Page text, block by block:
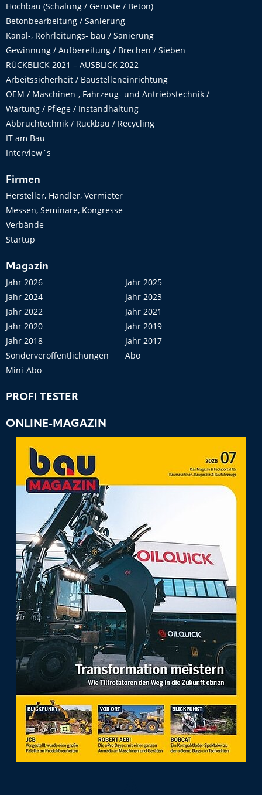
Hochbau (Schalung / Gerüste / Beton)
Betonbearbeitung / Sanierung
Kanal-, Rohrleitungs- bau / Sanierung
Gewinnung / Aufbereitung / Brechen / Sieben
RÜCKBLICK 2021 – AUSBLICK 2022
Arbeitssicherheit / Baustelleneinrichtung
OEM / Maschinen-, Fahrzeug- und Antriebstechnik /
Wartung / Pflege / Instandhaltung
Abbruchtechnik / Rückbau / Recycling
IT am Bau
Interview´s
Firmen
Hersteller, Händler, Vermieter
Messen, Seminare, Kongresse
Verbände
Startup
Magazin
Jahr 2026
Jahr 2025
Jahr 2024
Jahr 2023
Jahr 2022
Jahr 2021
Jahr 2020
Jahr 2019
Jahr 2018
Jahr 2017
Sonderveröffentlichungen
Abo
Mini-Abo
PROFI TESTER
ONLINE-MAGAZIN